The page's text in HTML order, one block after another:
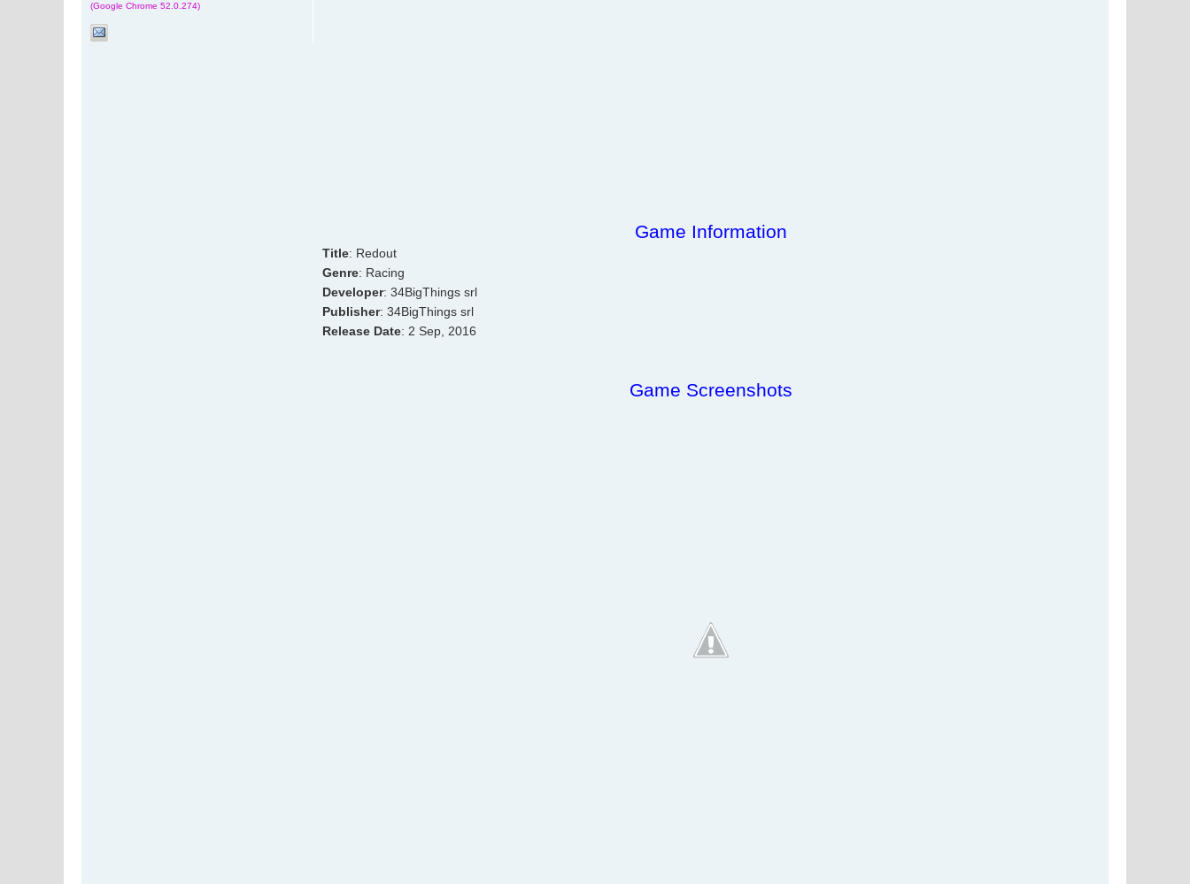
Game Information
Title: Redout
Genre: Racing
Developer: 34BigThings srl
Publisher: 34BigThings srl
Release Date: 2 Sep, 2016
Game Screenshots
(Google Chrome 52.0.274)